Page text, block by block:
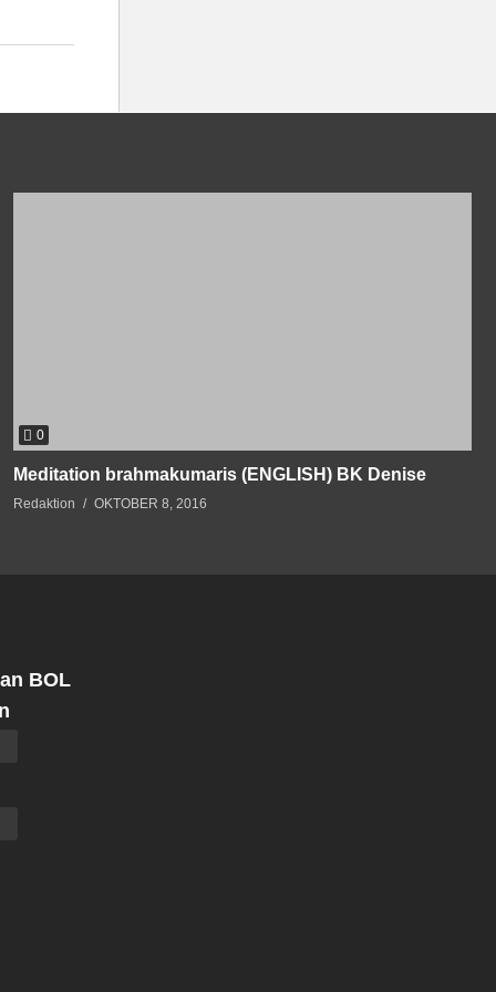
0
Meditation brahmakumaris (ENGLISH) BK Denise
Redaktion OKTOBER 8, 2016
BOL